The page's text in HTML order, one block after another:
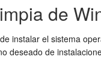
de
instalar el sistema
deseado de